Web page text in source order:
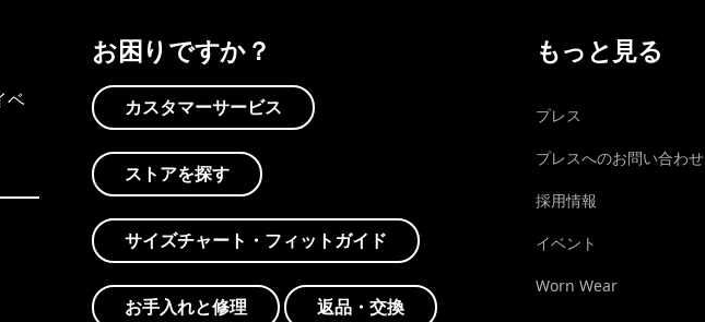
ベ
お困りですか？
カスタマーサービス
ストアを探す
サイズチャート・フィットガイド
お手入れと修理 返品・交換
もっと見る
プレス
プレスへのお問い合わせ
採用情報
イベント
Worn Wear